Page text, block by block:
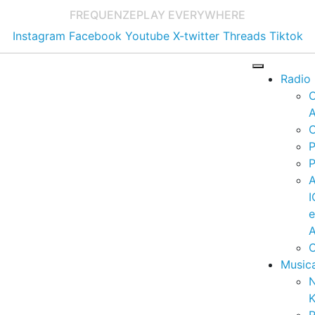
FREQUENZEPLAY EVERYWHERE
Instagram Facebook Youtube X-twitter Threads Tiktok
Radio
e